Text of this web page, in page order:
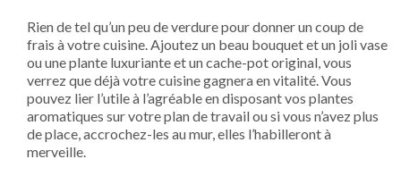
Rien de tel qu’un peu de verdure pour donner un coup de
frais à votre cuisine. Ajoutez un beau bouquet et un joli vase
ou une plante luxuriante et un cache-pot original, vous
verrez que déjà votre cuisine gagnera en vitalité. Vous
pouvez lier l’utile à l’agréable en disposant vos plantes
aromatiques sur votre plan de travail ou si vous n’avez plus
de place, accrochez-les au mur, elles l’habilleront à
merveille.